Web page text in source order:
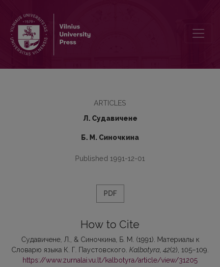
ARTICLES
Л. Судавичене
Б. М. Синочкина
Published 1991-12-01
PDF
How to Cite
Судавичене, Л., & Синочкина, Б. М. (1991). Материалы к
Словарю языкa К. Г. Пaустoвcкoгo. Kalbotyra ,42(2), 105–109.
https://www.zurnalai.vu.lt/kalbotyra/article/view/31205